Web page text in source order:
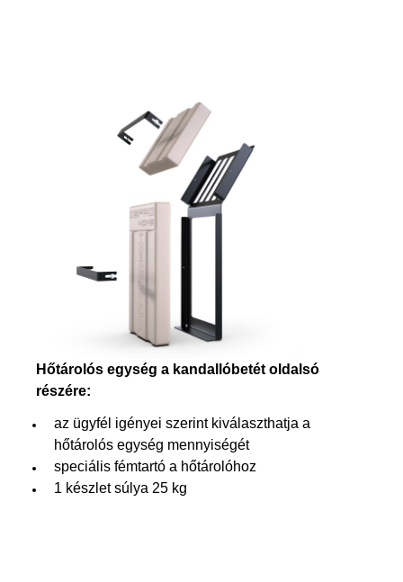
Hőtárolós egység a kandallóbetét oldalsó
részére:
az ügyfél igényei szerint kiválaszthatja a
hőtárolós egység mennyiségét
speciális fémtartó a hőtárolóhoz
1 készlet súlya 25 kg